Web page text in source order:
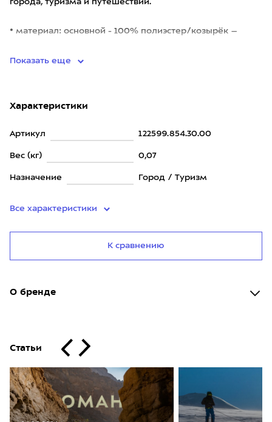
города, туризма и путешествий.
• материал: основной - 100% полиэстер/козырёк –
Показать еще
Характеристики
Артикул 122599.854.30.00
Вес (кг) 0,07
Назначение Город / Туризм
Все характеристики
К сравнению
О бренде
Статьи